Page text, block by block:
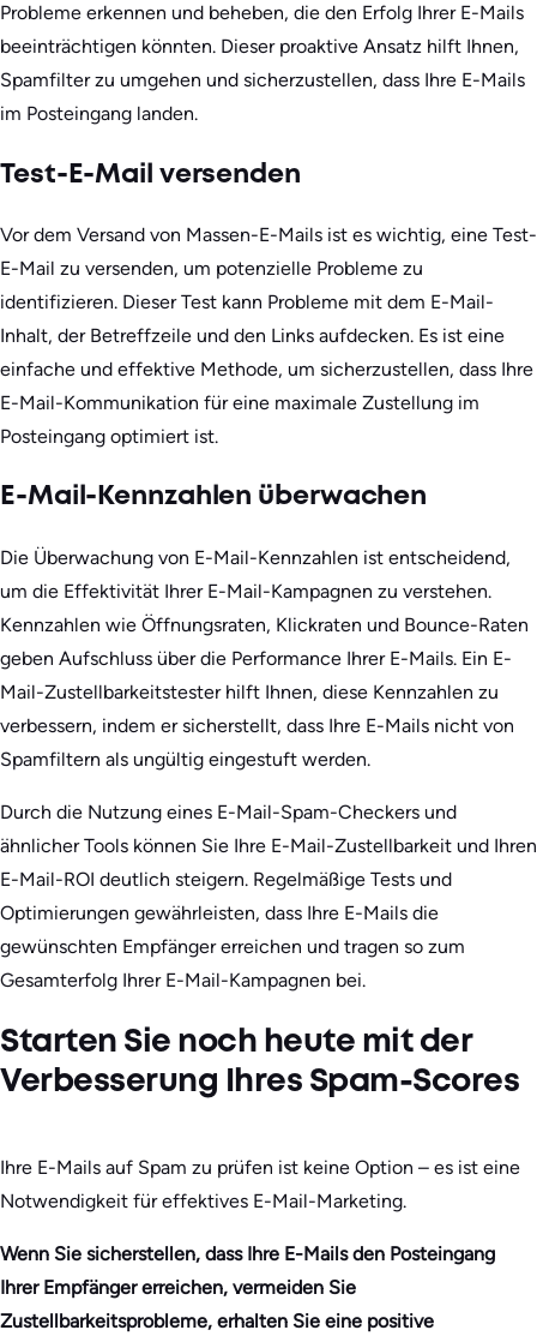
Probleme erkennen und beheben, die den Erfolg Ihrer E-Mails
beeinträchtigen könnten. Dieser proaktive Ansatz hilft Ihnen,
Spamfilter zu umgehen und sicherzustellen, dass Ihre E-Mails
im Posteingang landen.
Test-E-Mail versenden
Vor dem Versand von Massen-E-Mails ist es wichtig, eine Test-
E-Mail zu versenden, um potenzielle Probleme zu
identifizieren. Dieser Test kann Probleme mit dem E-Mail-
Inhalt, der Betreffzeile und den Links aufdecken. Es ist eine
einfache und effektive Methode, um sicherzustellen, dass Ihre
E-Mail-Kommunikation für eine maximale Zustellung im
Posteingang optimiert ist.
E-Mail-Kennzahlen überwachen
Die Überwachung von E-Mail-Kennzahlen ist entscheidend,
um die Effektivität Ihrer E-Mail-Kampagnen zu verstehen.
Kennzahlen wie Öffnungsraten, Klickraten und Bounce-Raten
geben Aufschluss über die Performance Ihrer E-Mails. Ein E-
Mail-Zustellbarkeitstester hilft Ihnen, diese Kennzahlen zu
verbessern, indem er sicherstellt, dass Ihre E-Mails nicht von
Spamfiltern als ungültig eingestuft werden.
Durch die Nutzung eines E-Mail-Spam-Checkers und
ähnlicher Tools können Sie Ihre E-Mail-Zustellbarkeit und Ihren
E-Mail-ROI deutlich steigern. Regelmäßige Tests und
Optimierungen gewährleisten, dass Ihre E-Mails die
gewünschten Empfänger erreichen und tragen so zum
Gesamterfolg Ihrer E-Mail-Kampagnen bei.
Starten Sie noch heute mit der
Verbesserung Ihres Spam-Scores
Ihre E-Mails auf Spam zu prüfen ist keine Option – es ist eine
Notwendigkeit für effektives E-Mail-Marketing.
Wenn Sie sicherstellen, dass Ihre E-Mails den Posteingang
Ihrer Empfänger erreichen, vermeiden Sie
Zustellbarkeitsprobleme, erhalten Sie eine positive